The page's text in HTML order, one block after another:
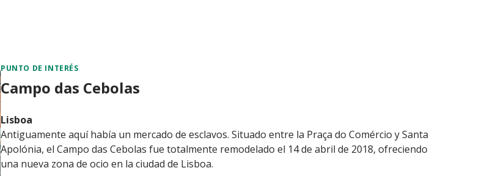
PUNTO DE INTERÉS
Campo das Cebolas
Lisboa
Antiguamente aquí había un mercado de esclavos. Situado entre la Praça do Comércio y Santa
Apolónia, el Campo das Cebolas fue totalmente remodelado el 14 de abril de 2018, ofreciendo
una nueva zona de ocio en la ciudad de Lisboa.